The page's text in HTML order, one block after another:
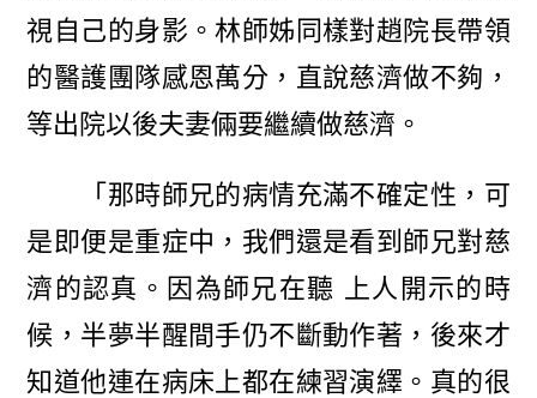
視自己的身影。林師姊同樣對趙院長帶領
的醫護團隊感恩萬分，直說慈濟做不夠，
等出院以後夫妻倆要繼續做慈濟。
「那時師兄的病情充滿不確定性，可
是即便是重症中，我們還是看到師兄對慈
濟的認真。因為師兄在聽 上人開示的時
候，半夢半醒間手仍不斷動作著，後來才
知道他連在病床上都在練習演繹。真的很